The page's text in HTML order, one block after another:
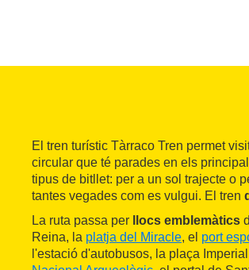
El tren turístic Tàrraco Tren permet
circular que té parades en els
tipus de bitllet: per a un sol trajecte o
tantes vegades com es vulgui. El tren
La ruta passa per
llocs emblemàtics
Reina, la platja del Miracle, el port
l'estació d'autobusos, la plaça